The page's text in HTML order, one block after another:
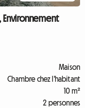
Environnement
Maison
Chambre chez l'habitant
10 m²
2 personnes